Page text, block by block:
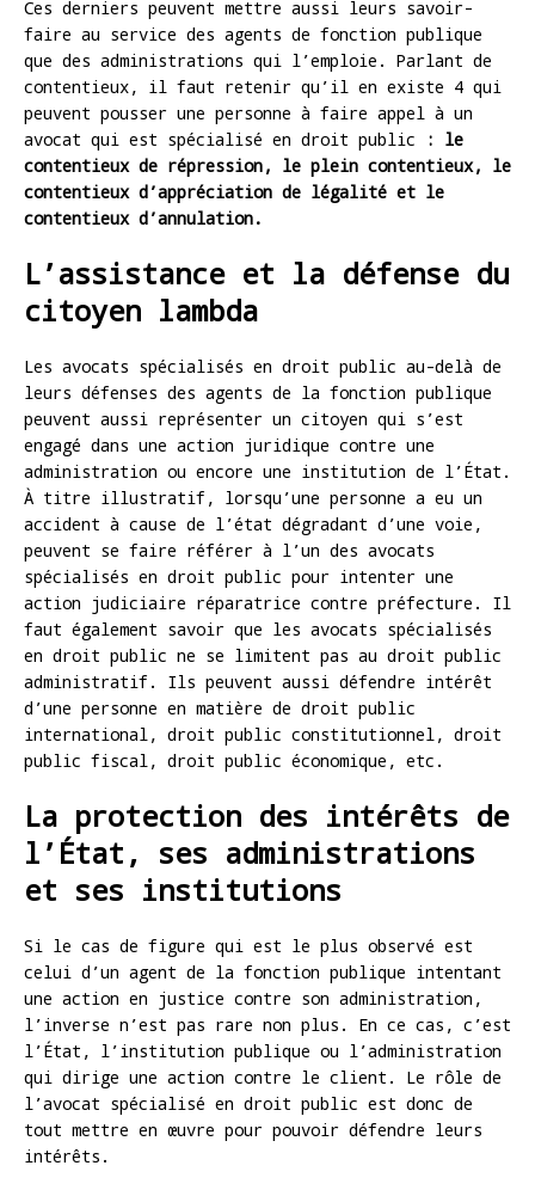
Ces derniers peuvent mettre aussi leurs savoir-
faire au service des agents de fonction publique
que des administrations qui l’emploie. Parlant de
contentieux, il faut retenir qu’il en existe 4 qui
peuvent pousser une personne à faire appel à un
avocat qui est spécialisé en droit public
: le
contentieux de répression, le plein contentieux, le
contentieux d’appréciation de légalité et le
contentieux d’annulation.
L’assistance et la défense du
citoyen lambda
Les avocats spécialisés en droit public au-delà de
leurs défenses des agents de la fonction publique
peuvent aussi représenter un citoyen qui s’est
engagé dans une action juridique contre une
administration ou encore une institution de l’État.
À titre illustratif, lorsqu’une personne a eu un
accident à cause de l’état dégradant d’une voie,
peuvent se faire référer à l’un des avocats
spécialisés en droit public pour intenter une
action judiciaire réparatrice contre préfecture. Il
faut également savoir que les avocats spécialisés
en droit public ne se limitent pas au droit public
administratif. Ils peuvent aussi défendre intérêt
d’une personne en matière de droit public
international, droit public constitutionnel, droit
public fiscal, droit public économique, etc.
La protection des intérêts de
l’État, ses administrations
et ses institutions
Si le cas de figure qui est le plus observé est
celui d’un agent de la fonction publique intentant
une action en justice contre son administration,
l’inverse n’est pas rare non plus. En ce cas, c’est
l’État, l’institution publique ou l’administration
qui dirige une action contre le client. Le rôle de
l’avocat spécialisé en droit public est donc de
tout mettre en œuvre pour pouvoir défendre leurs
intérêts.